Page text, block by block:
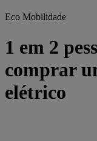
Eco Mobilidade
1 em 2
comprar
elétrico